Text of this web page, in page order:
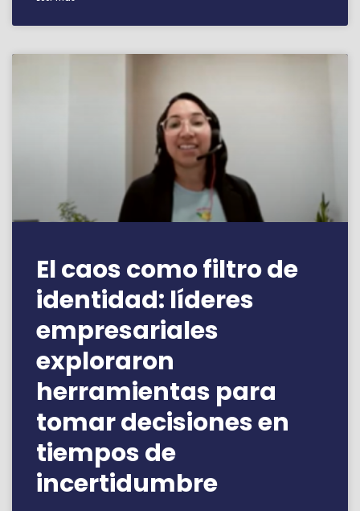
El caos como filtro de
identidad: líderes
empresariales
exploraron
herramientas para
tomar decisiones en
tiempos de
incertidumbre